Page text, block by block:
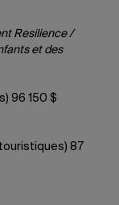
Resilience /
et des
96 150 $
87